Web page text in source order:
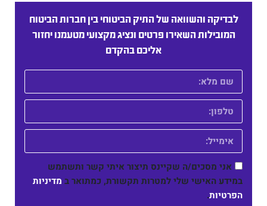
לבדיקה והשוואה של התיק הביטוחי בין חברות הביטוח
המובילות השאירו פרטים ונציג מקצועי מטעמנו יחזור
אליכם בהקדם
אני מסכים/ה שקיינס תיצור איתי קשר ותשתמש
במידע האישי שלי למטרות תקשורת, כמתואר ב מדיניות
הפרטיות.